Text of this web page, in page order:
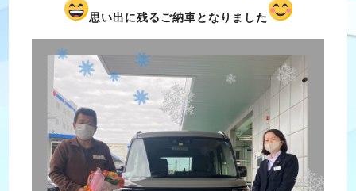
思い出に残るご納車となりました